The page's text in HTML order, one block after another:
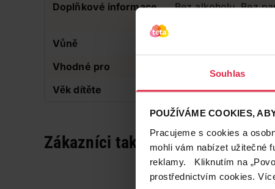
Souhlas
POUŽÍVÁME COOKIES,
Pracujeme s cookies a
mohli vám nabízet užitečné
reklamy. Kliknutím na
prostřednictvím cookies.
Doplňkové informace
Bez alkoholu, Bez
Vůně
Vhodné pro
Věk dítěte
Novorozenec
Zákazníci také často nakupují